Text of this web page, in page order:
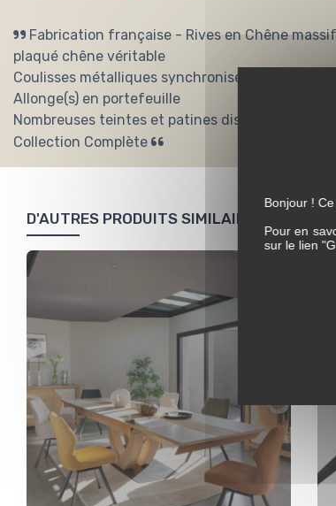
Fabrication française - Rives en Chêne
plaqué chêne véritable
Coulisses métalliques synchronisées
Allonge(s) en portefeuille
Nombreuses teintes et patines disponibles
Collection Complète
D'AUTRES PRODUITS SIMILAIRES
Bonjour !
Pour en
sur le lien